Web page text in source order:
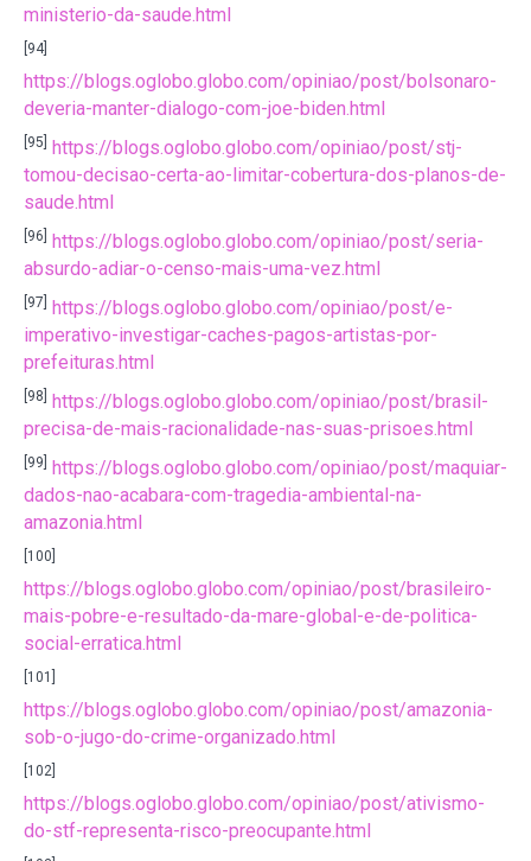
ministerio-da-saude.html
[94]
https://blogs.oglobo.globo.com/opiniao/post/bolsonaro-
deveria-manter-dialogo-com-joe-biden.html
[95] https://blogs.oglobo.globo.com/opiniao/post/stj-
tomou-decisao-certa-ao-limitar-cobertura-dos-planos-de-
saude.html
[96] https://blogs.oglobo.globo.com/opiniao/post/seria-
absurdo-adiar-o-censo-mais-uma-vez.html
[97] https://blogs.oglobo.globo.com/opiniao/post/e-
imperativo-investigar-caches-pagos-artistas-por-
prefeituras.html
[98] https://blogs.oglobo.globo.com/opiniao/post/brasil-
precisa-de-mais-racionalidade-nas-suas-prisoes.html
[99] https://blogs.oglobo.globo.com/opiniao/post/maquiar-
dados-nao-acabara-com-tragedia-ambiental-na-
amazonia.html
[100]
https://blogs.oglobo.globo.com/opiniao/post/brasileiro-
mais-pobre-e-resultado-da-mare-global-e-de-politica-
social-erratica.html
[101]
https://blogs.oglobo.globo.com/opiniao/post/amazonia-
sob-o-jugo-do-crime-organizado.html
[102]
https://blogs.oglobo.globo.com/opiniao/post/ativismo-
do-stf-representa-risco-preocupante.html